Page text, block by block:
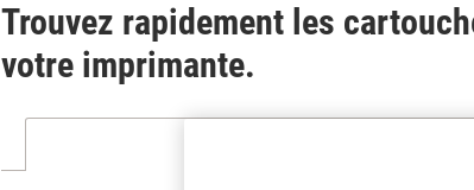
Trouvez rapidement les
votre imprimante.